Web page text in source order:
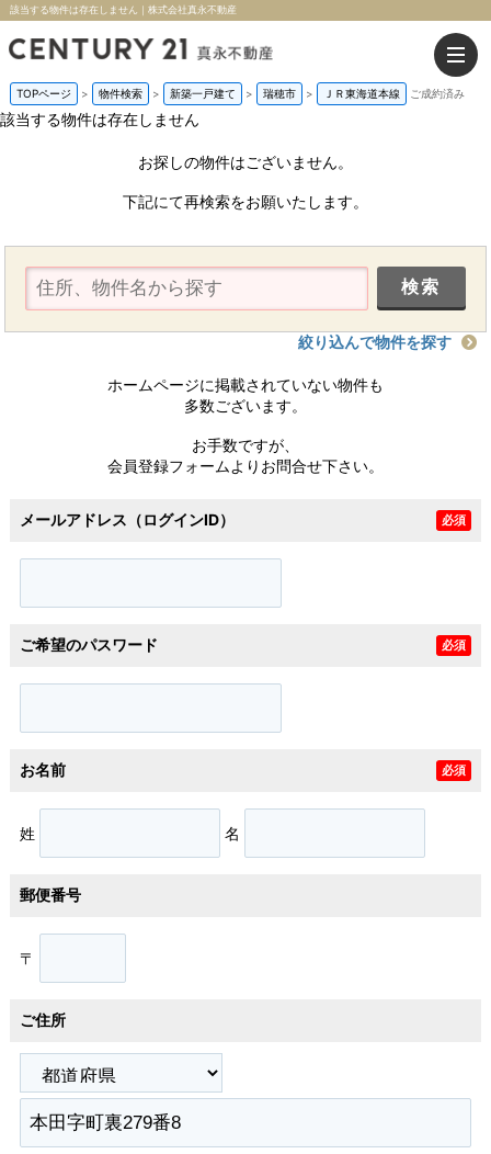
該当する物件は存在しません｜株式会社真永不動産
TOPページ > 物件検索 > 新築一戸建て > 瑞穂市 > ＪＲ東海道本線 ご成約済み
該当する物件は存在しません
お探しの物件はございません。
下記にて再検索をお願いたします。
絞り込んで物件を探す
ホームページに掲載されていない物件も
多数ございます。
お手数ですが、
会員登録フォームよりお問合せ下さい。
メールアドレス（ログインID） 必須
ご希望のパスワード 必須
お名前 必須
姓 名
郵便番号
〒
ご住所